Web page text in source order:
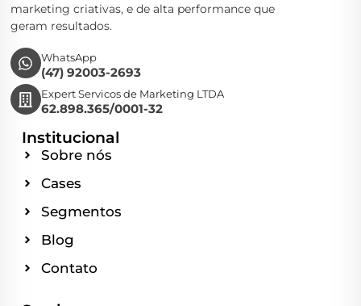
marketing criativas, e de alta performance que
geram resultados.
WhatsApp
(47) 92003-2693
Expert Servicos de Marketing LTDA
62.898.365/0001-32
Institucional
Sobre nós
Cases
Segmentos
Blog
Contato